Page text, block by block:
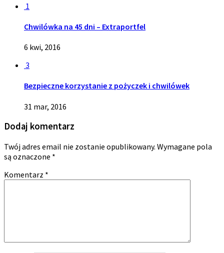
1
Chwilówka na 45 dni – Extraportfel
6 kwi, 2016
3
Bezpieczne korzystanie z pożyczek i chwilówek
31 mar, 2016
Dodaj komentarz
Twój adres email nie zostanie opublikowany. Wymagane pola
są oznaczone *
Komentarz *